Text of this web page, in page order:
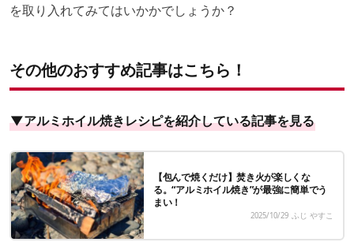
を取り入れてみてはいかかでしょうか？
その他のおすすめ記事はこちら！
▼アルミホイル焼きレシピを紹介している記事を見る
【包んで焼くだけ】焚き火が楽しくな
る。“アルミホイル焼き”が最強に簡単でう
まい！
2025/10/29 ふじ やすこ